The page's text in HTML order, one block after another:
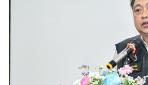
ระดับแหล่งเรียนรู้ของประเทศสู่ระดั